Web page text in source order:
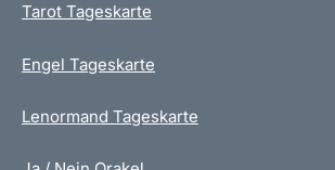
Tarot Tageskarte
Engel Tageskarte
Lenormand Tageskarte